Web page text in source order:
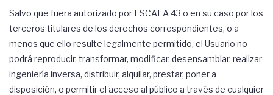
Salvo que fuera autorizado por ESCALA 43 o en su caso por los
terceros titulares de los derechos correspondientes, o a
menos que ello resulte legalmente permitido, el Usuario no
podrá reproducir, transformar, modificar, desensamblar, realizar
ingeniería inversa, distribuir, alquilar, prestar, poner a
disposición, o permitir el acceso al público a través de cualquier